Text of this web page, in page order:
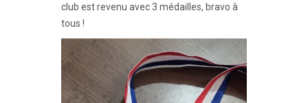
club est revenu avec 3 médailles, bravo à
tous !